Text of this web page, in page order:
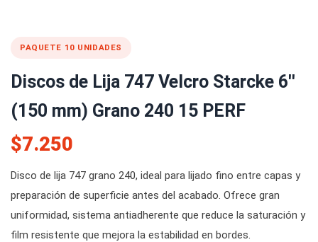
PAQUETE 10 UNIDADES
Discos de Lija 747 Velcro Starcke 6''
(150 mm) Grano 240 15 PERF
$7.250
Disco de lija 747 grano 240, ideal para lijado fino entre capas y
preparación de superficie antes del acabado. Ofrece gran
uniformidad, sistema antiadherente que reduce la saturación y
film resistente que mejora la estabilidad en bordes.